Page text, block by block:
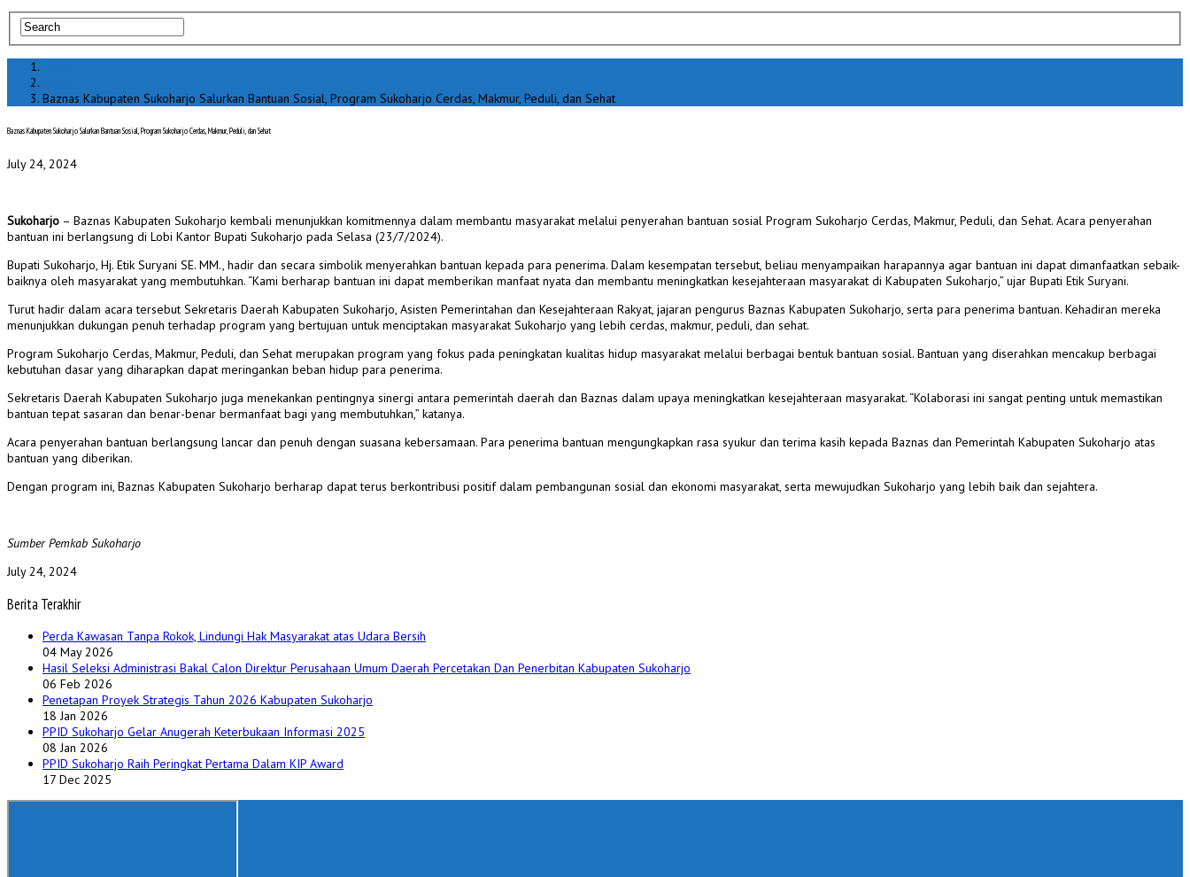
Baznas Kabupaten Sukoharjo Salurkan Bantuan Sosial, Program Sukoharjo Cerdas, Makmur, Peduli, dan Sehat
Baznas Kabupaten Sukoharjo Salurkan Bantuan Sosial, Program Sukoharjo Cerdas, Makmur, Peduli, dan Sehat
July 24, 2024
Sukoharjo – Baznas Kabupaten Sukoharjo kembali menunjukkan komitmennya dalam membantu masyarakat melalui penyerahan bantuan sosial Program Sukoharjo Cerdas, Makmur, Peduli, dan Sehat. Acara penyerahan
bantuan ini berlangsung di Lobi Kantor Bupati Sukoharjo pada Selasa (23/7/2024).
Bupati Sukoharjo, Hj. Etik Suryani SE. MM., hadir dan secara simbolik menyerahkan bantuan kepada para penerima. Dalam kesempatan tersebut, beliau menyampaikan harapannya agar bantuan ini dapat dimanfaatkan sebaik-
baiknya oleh masyarakat yang membutuhkan. “Kami berharap bantuan ini dapat memberikan manfaat nyata dan membantu meningkatkan kesejahteraan masyarakat di Kabupaten Sukoharjo,” ujar Bupati Etik Suryani.
Turut hadir dalam acara tersebut Sekretaris Daerah Kabupaten Sukoharjo, Asisten Pemerintahan dan Kesejahteraan Rakyat, jajaran pengurus Baznas Kabupaten Sukoharjo, serta para penerima bantuan. Kehadiran mereka
menunjukkan dukungan penuh terhadap program yang bertujuan untuk menciptakan masyarakat Sukoharjo yang lebih cerdas, makmur, peduli, dan sehat.
Program Sukoharjo Cerdas, Makmur, Peduli, dan Sehat merupakan program yang fokus pada peningkatan kualitas hidup masyarakat melalui berbagai bentuk bantuan sosial. Bantuan yang diserahkan mencakup berbagai
kebutuhan dasar yang diharapkan dapat meringankan beban hidup para penerima.
Sekretaris Daerah Kabupaten Sukoharjo juga menekankan pentingnya sinergi antara pemerintah daerah dan Baznas dalam upaya meningkatkan kesejahteraan masyarakat. “Kolaborasi ini sangat penting untuk memastikan
bantuan tepat sasaran dan benar-benar bermanfaat bagi yang membutuhkan,” katanya.
Acara penyerahan bantuan berlangsung lancar dan penuh dengan suasana kebersamaan. Para penerima bantuan mengungkapkan rasa syukur dan terima kasih kepada Baznas dan Pemerintah Kabupaten Sukoharjo atas
bantuan yang diberikan.
Dengan program ini, Baznas Kabupaten Sukoharjo berharap dapat terus berkontribusi positif dalam pembangunan sosial dan ekonomi masyarakat, serta mewujudkan Sukoharjo yang lebih baik dan sejahtera.
Sumber Pemkab Sukoharjo
July 24, 2024
Berita Terakhir
Perda Kawasan Tanpa Rokok, Lindungi Hak Masyarakat atas Udara Bersih
04 May 2026
Hasil Seleksi Administrasi Bakal Calon Direktur Perusahaan Umum Daerah Percetakan Dan Penerbitan Kabupaten Sukoharjo
06 Feb 2026
Penetapan Proyek Strategis Tahun 2026 Kabupaten Sukoharjo
18 Jan 2026
PPID Sukoharjo Gelar Anugerah Keterbukaan Informasi 2025
08 Jan 2026
PPID Sukoharjo Raih Peringkat Pertama Dalam KIP Award
17 Dec 2025